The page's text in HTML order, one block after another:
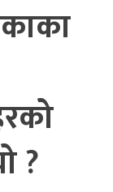
?